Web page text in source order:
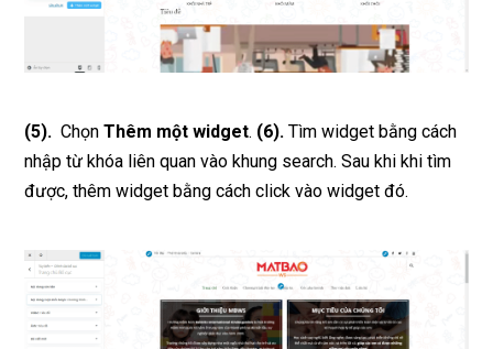
(5). Chọn Thêm một widget. (6). Tìm widget bằng cách
nhập từ khóa liên quan vào khung search. Sau khi khi tìm
được, thêm widget bằng cách click vào widget đó.